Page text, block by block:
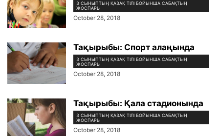
3 СЫНЫПТЫҢ ҚАЗАҚ ТІЛІ БОЙЫНША САБАҚТЫҢ
ЖОСПАРЫ
October 28, 2018
Тақырыбы: Спорт алаңында
3 СЫНЫПТЫҢ ҚАЗАҚ ТІЛІ БОЙЫНША САБАҚТЫҢ
ЖОСПАРЫ
October 28, 2018
Тақырыбы: Қала стадионында
3 СЫНЫПТЫҢ ҚАЗАҚ ТІЛІ БОЙЫНША САБАҚТЫҢ
ЖОСПАРЫ
October 28, 2018